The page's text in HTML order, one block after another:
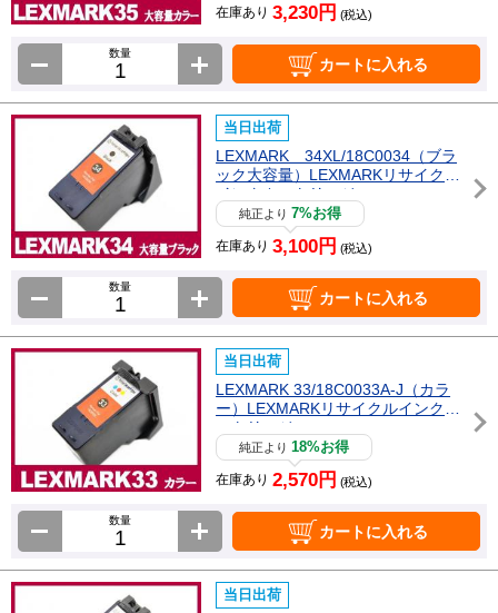
在庫あり 3,230円 (税込)
数量
カートに入れる
当日出荷
LEXMARK 34XL/18C0034（ブラ
ック大容量）LEXMARKリサイクル
インクカートリッジ
純正より7%お得
在庫あり 3,100円 (税込)
数量
カートに入れる
当日出荷
LEXMARK 33/18C0033A-J（カラ
ー）LEXMARKリサイクルインクカ
ートリッジ
純正より18%お得
在庫あり 2,570円 (税込)
数量
カートに入れる
当日出荷